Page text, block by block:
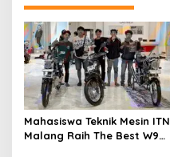
Mahasiswa Teknik Mesin ITN
Malang Raih The Best W9